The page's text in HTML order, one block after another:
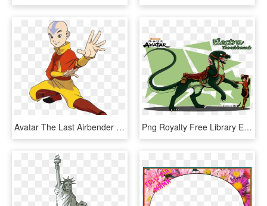
Avatar The Last Airbender No Background, HD Png Download Png Royalty Free Library Electra The Eel Hound By Auveiss - Avatar The Last Airbender Eel Hound, Transparent Png